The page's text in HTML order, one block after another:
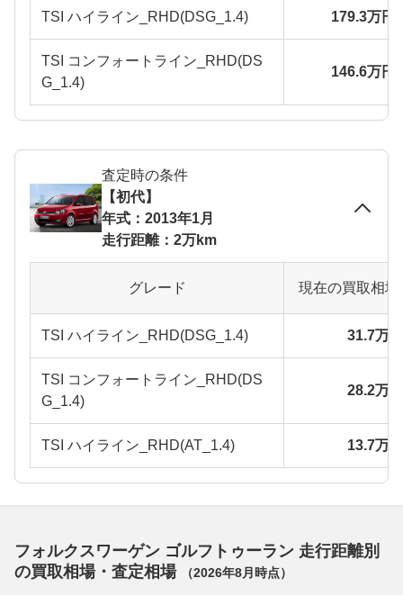
TSI ハイライン_RHD(DSG_1.4) 179.3万円
TSI コンフォートライン_RHD(DS
G_1.4)
146.6万円
査定時の条件
【初代】
年式：2013年1月
走行距離：2万km
グレード 現在の買取相
TSI ハイライン_RHD(DSG_1.4) 31.7万
TSI コンフォートライン_RHD(DS
G_1.4)
28.2万
TSI ハイライン_RHD(AT_1.4) 13.7万
フォルクスワーゲン ゴルフトゥーラン 走行距離別
の買取相場・査定相場
（2026年8月 時点）